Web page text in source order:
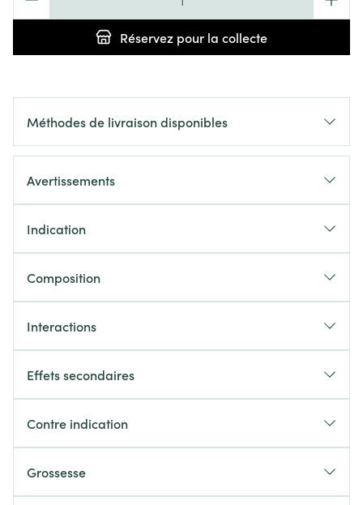
Réservez pour la collecte
Méthodes de livraison disponibles
Avertissements
Indication
Composition
Interactions
Effets secondaires
Contre indication
Grossesse